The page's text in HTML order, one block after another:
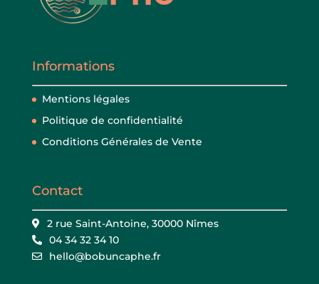
Informations
Mentions légales
Politique de confidentialité
Conditions Générales de Vente
Contact
2 rue Saint-Antoine, 30000 Nîmes
04 34 32 34 10
hello@bobuncaphe.fr